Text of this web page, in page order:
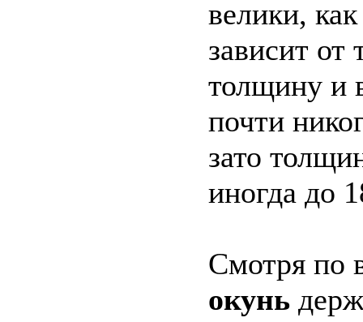
велики,
зависит от
толщину и
почти
зато
иногда до
Смотря по
окунь